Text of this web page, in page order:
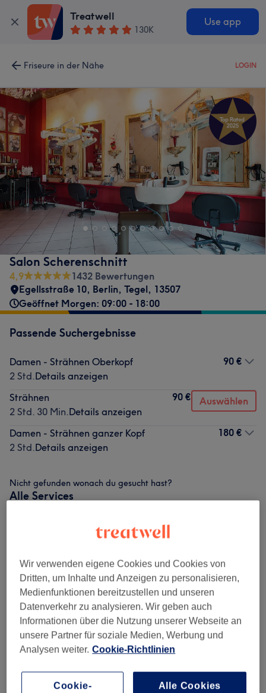
Treatwell
130K
Use app
Friseure in der Nähe LOGIN
Salon Scherenschnitt
4,9
1432 Bewertungen
Egellsstraße 10, Berlin, Tegel, 13507
Geöffnet Morgen: 09:00 - 18:00
Passende Suchergebnisse
Damen - Strähnen Oberkopf
2 Std.Details anzeigen
90 €
Strähnen
2 Std. 30 Min.Details anzeigen
90 € Auswählen
Damen - Strähnen ganzer Kopf
2 Std.Details anzeigen
180 €
Nicht gefunden wonach du gesucht hast?
Alle Services
Damen - Haarschnitte & Stylings (13
Damen - Farbe & Coloration (16 ) ab 20 €
Herren - Haarschnitte & Stylings ( 4) ab 35 €
Kinder - Haarschnitte & Stylings (4) ab 39 €
Haarkuren & Pflege (6)
ab 4 €
Wir verwenden eigene Cookies und Cookies von
Dritten, um Inhalte und Anzeigen zu personalisieren,
Medienfunktionen bereitzustellen und unseren
Datenverkehr zu analysieren. Wir geben auch
Informationen über die Nutzung unserer Webseite an
unsere Partner für soziale Medien, Werbung und
Analysen weiter. Cookie-Richtlinien
Cookie-
Alle Cookies